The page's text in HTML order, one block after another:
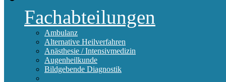
Fachabteilungen
Ambulanz
Alternative Heilverfahren
Anästhesie / Intensivmedizin
Augenheilkunde
Bildgebende Diagnostik